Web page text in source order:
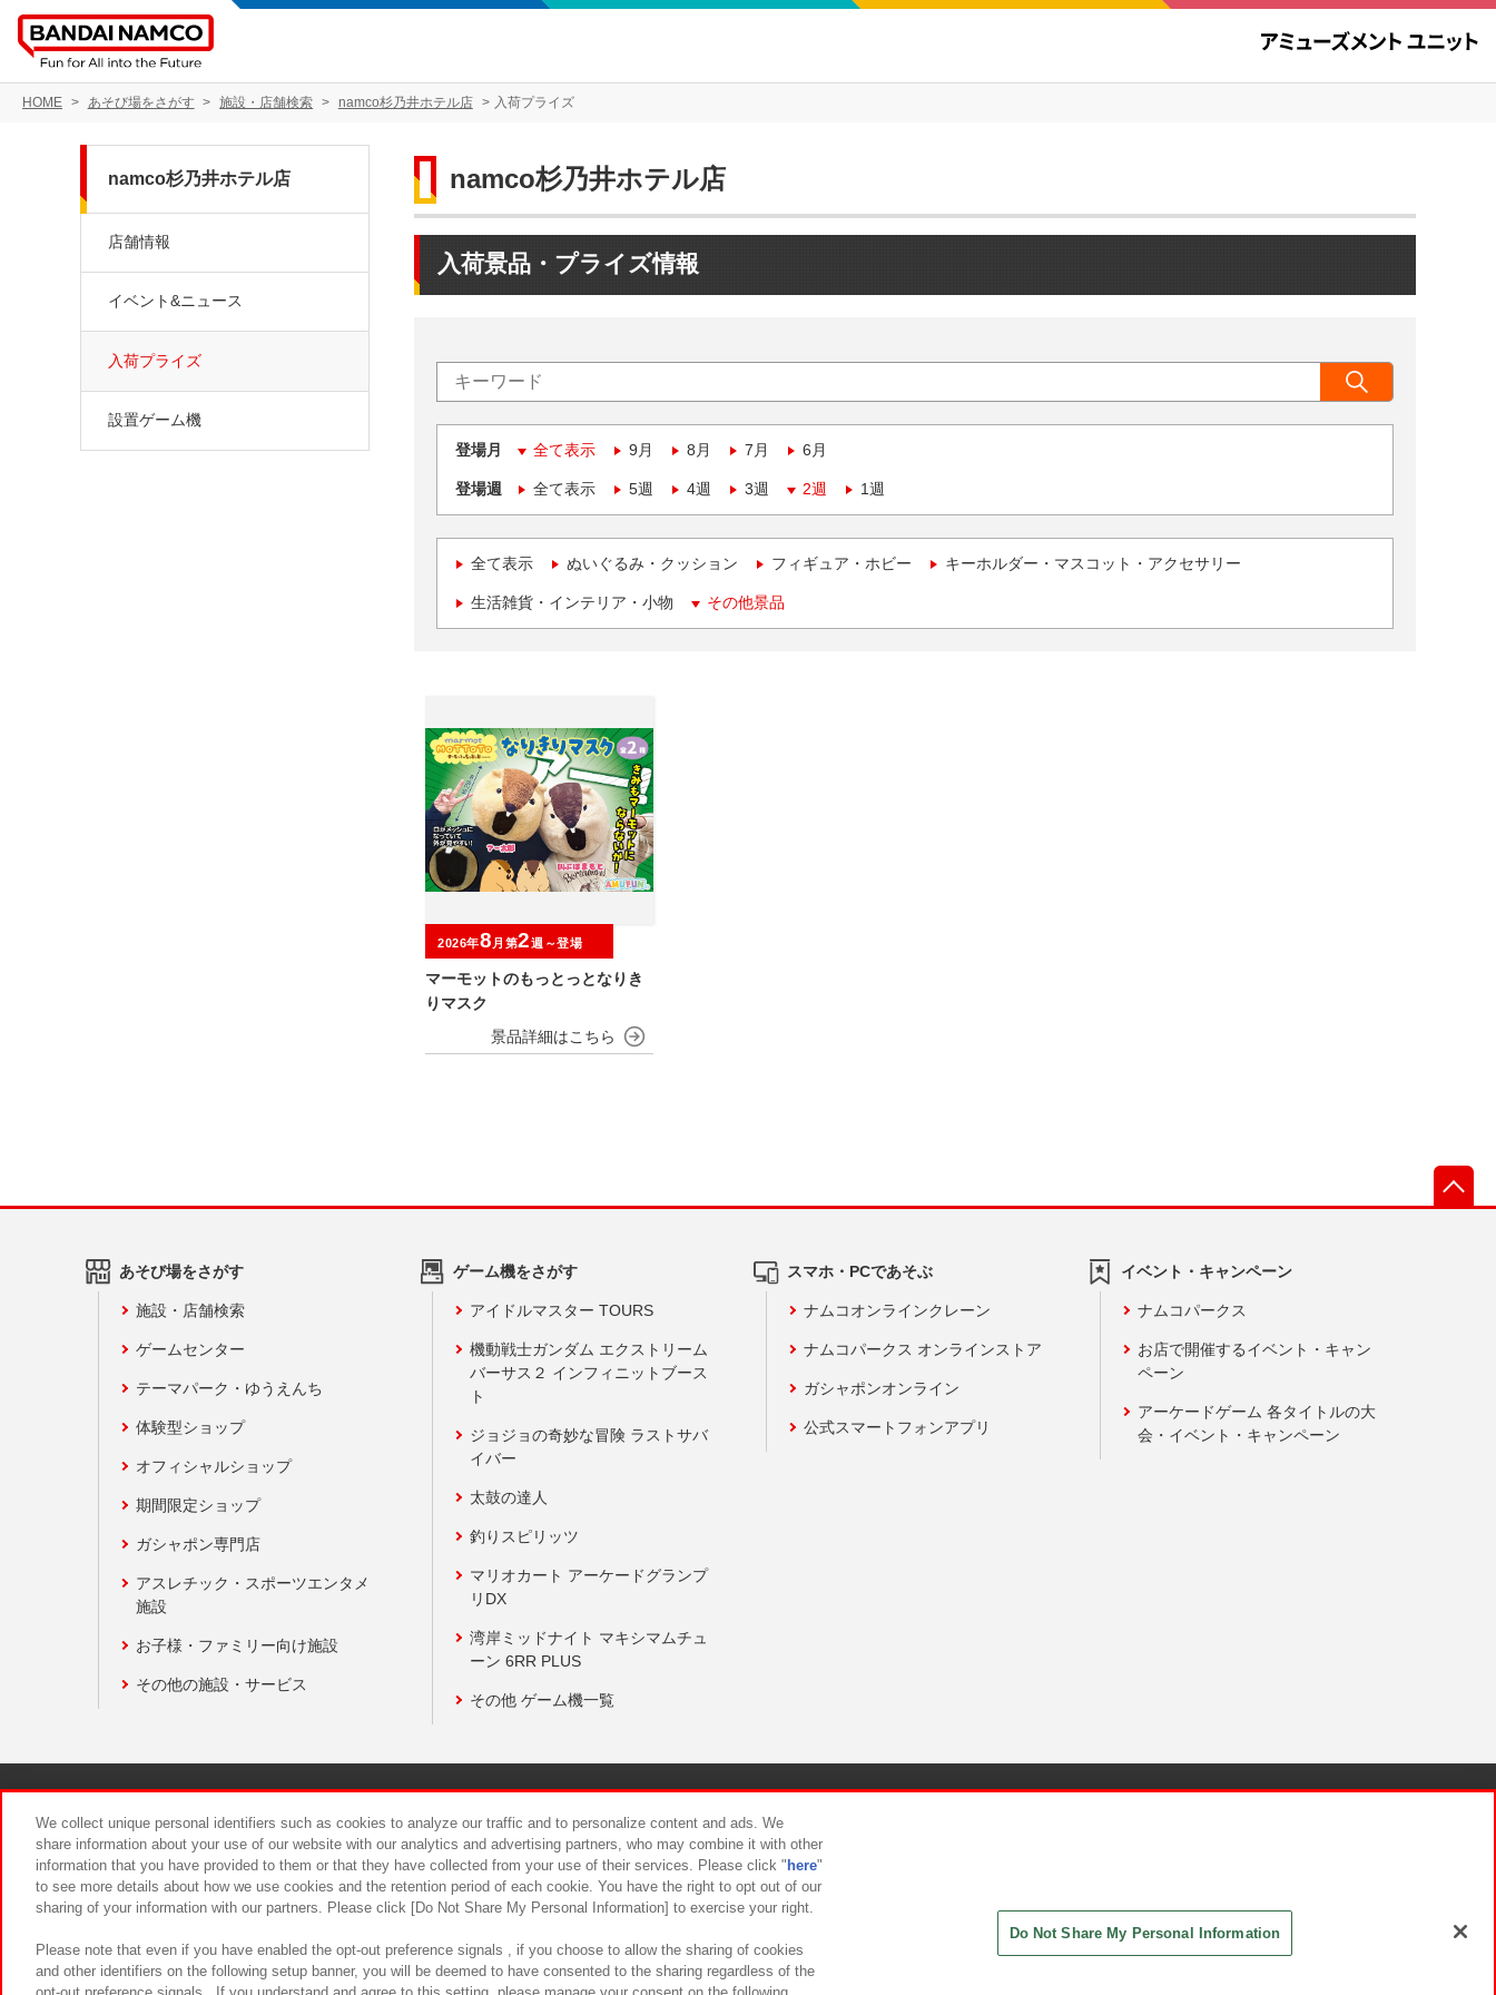
HOME あそび場をさがす 施設・店舗検索 namco杉乃井ホテル店 入荷プライズ
namco杉乃井ホテル店
入荷景品・プライズ情報
登場月 全て表示 9月 8月 7月 6月
登場週 全て表示 5週 4週 3週 2週 1週
全て表示 ぬいぐるみ・クッション フィギュア・ホビー キーホルダー・マスコット・アクセサリー
生活雑貨・インテリア・小物 その他景品
マーモットのもっとっとなりき
りマスク
2026年8 月第2週～登場
namco杉乃井ホテル店
店舗情報
イベント&ニュース
入荷プライズ
設置ゲーム機
あそび場をさがす
施設・店舗検索
ゲームセンター
テーマパーク・ゆうえんち
体験型ショップ
オフィシャルショップ
期間限定ショップ
ガシャポン専門店
アスレチック・スポーツエンタメ
施設
お子様・ファミリー向け施設
その他の施設・サービス
ゲーム機をさがす
アイドルマスター TOURS
機動戦士ガンダム エクストリーム
バーサス２ インフィニットブース
ト
ジョジョの奇妙な冒険 ラストサバ
イバー
太鼓の達人
釣りスピリッツ
マリオカート アーケードグランプ
リDX
湾岸ミッドナイト マキシマムチュ
ーン 6RR PLUS
その他 ゲーム機一覧
スマホ・PCであそぶ
ナムコオンラインクレーン
ナムコパークス オンラインストア
ガシャポンオンライン
公式スマートフォンアプリ
イベント・キャンペーン
ナムコパークス
お店で開催するイベント・キャン
ペーン
アーケードゲーム 各タイトルの大
会・イベント・キャンペーン
食品のご提供について カスタマーハラスメント対応方針
We collect unique personal identifiers such as cookies to analyze our traffic and to personalize content and ads. We
share information about your use of our website with our analytics and advertising partners, who may combine it with other
information that you have provided to them or that they have collected from your use of their services. Please click " here"
to see more details about how we use cookies and the retention period of each cookie. You have the right to opt out of our
sharing of your information with our partners. Please click [Do Not Share My Personal Information] to exercise your right.
Please note that even if you have enabled the opt-out preference signals , if you choose to allow the sharing of cookies
and other identifiers on the following setup banner, you will be deemed to have consented to the sharing regardless of the
Do Not Share My Personal Information